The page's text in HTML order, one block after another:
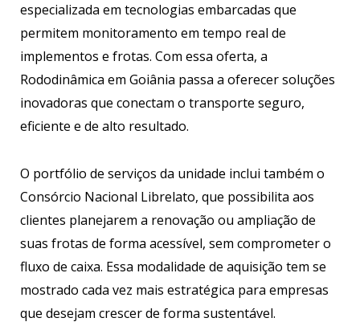
especializada em tecnologias embarcadas que
permitem monitoramento em tempo real de
implementos e frotas. Com essa oferta, a
Rododinâmica em Goiânia passa a oferecer soluções
inovadoras que conectam o transporte seguro,
eficiente e de alto resultado.
O portfólio de serviços da unidade inclui também o
Consórcio Nacional Librelato, que possibilita aos
clientes planejarem a renovação ou ampliação de
suas frotas de forma acessível, sem comprometer o
fluxo de caixa. Essa modalidade de aquisição tem se
mostrado cada vez mais estratégica para empresas
que desejam crescer de forma sustentável.